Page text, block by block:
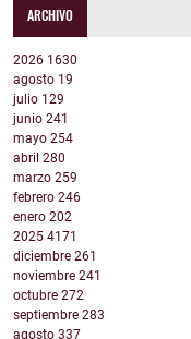
ARCHIVO
2026 1630
agosto 19
julio 129
junio 241
mayo 254
abril 280
marzo 259
febrero 246
enero 202
2025 4171
diciembre 261
noviembre 241
octubre 272
septiembre 283
agosto 337